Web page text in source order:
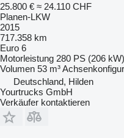
25.800 € ≈ 24.110 CHF
Planen-LKW
2015
717.358 km
Euro 6
Motorleistung 280 PS (206 kW)
Volumen 53 m³
Deutschland, Hilden
Yourtrucks GmbH
Verkäufer kontaktieren